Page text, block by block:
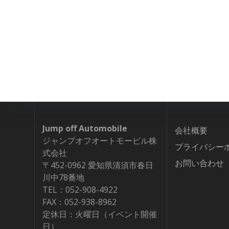
Jump off Automobile
ジャンプオフオートモービル株
式会社
〒452-0962 愛知県清須市春日
川中78番地
TEL：052-908-4922
FAX：052-938-8962
定休日：火曜日（イベント開催
日）
会社概要
プライバシー
お問い合わせ